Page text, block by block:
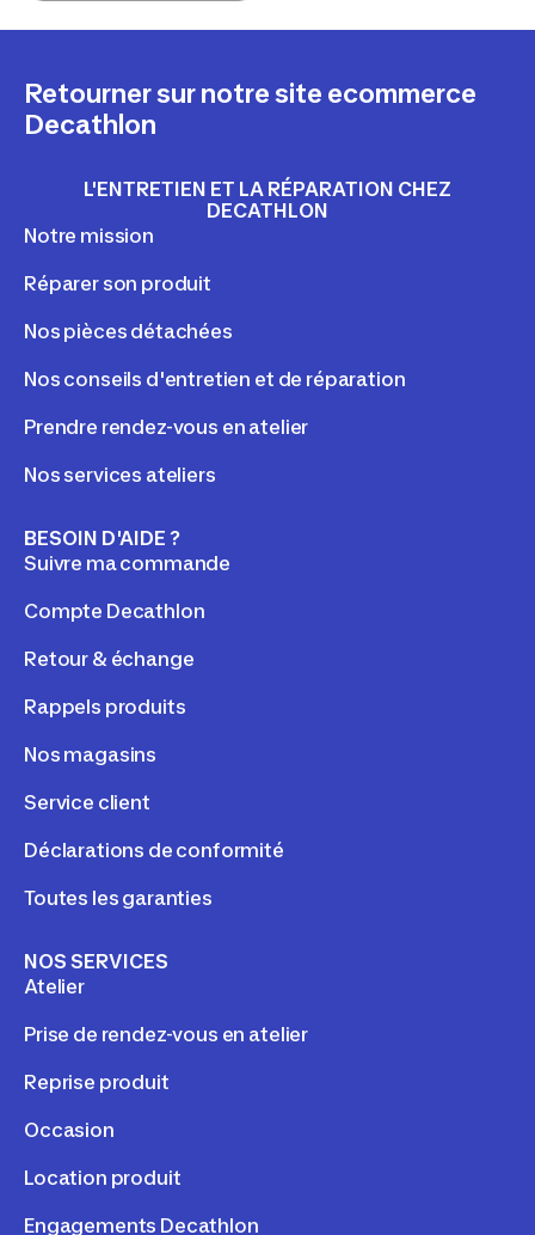
Retourner sur notre site ecommerce
Decathlon
L'ENTRETIEN ET LA RÉPARATION CHEZ
DECATHLON
Notre mission
Réparer son produit
Nos pièces détachées
Nos conseils d'entretien et de réparation
Prendre rendez-vous en atelier
Nos services ateliers
BESOIN D'AIDE ?
Suivre ma commande
Compte Decathlon
Retour & échange
Rappels produits
Nos magasins
Service client
Déclarations de conformité
Toutes les garanties
NOS SERVICES
Atelier
Prise de rendez-vous en atelier
Reprise produit
Occasion
Location produit
Engagements Decathlon